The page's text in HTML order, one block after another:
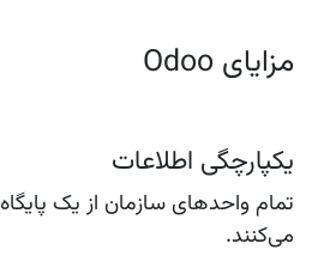
مزایای Odoo
یکپارچگی اطلاعات
تمام واحدهای سازمان از یک
می‌کنند.